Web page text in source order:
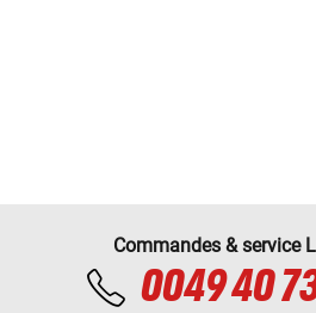
Commandes & service
0049 40